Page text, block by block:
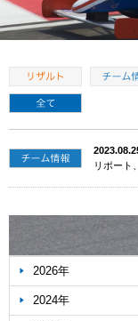
リポート
2026年
2024年